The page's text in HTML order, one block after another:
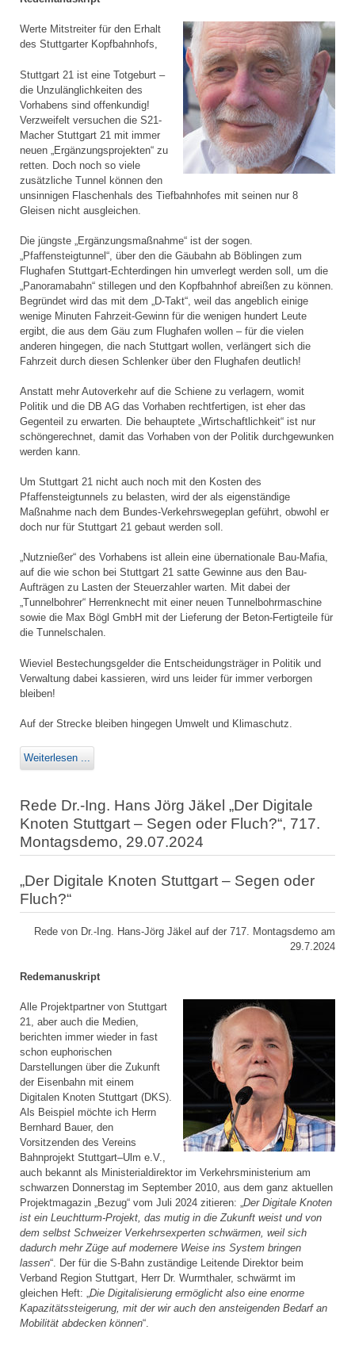
Werte Mitstreiter für den Erhalt
des Stuttgarter Kopfbahnhofs,
Stuttgart 21 ist eine Totgeburt –
die Unzulänglichkeiten des
Vorhabens sind offenkundig!
Verzweifelt versuchen die S21-
Macher Stuttgart 21 mit immer
neuen „Ergänzungsprojekten“ zu
retten. Doch noch so viele
zusätzliche Tunnel können den
unsinnigen Flaschenhals des Tiefbahnhofes mit seinen nur 8
Gleisen nicht ausgleichen.
Die jüngste „Ergänzungsmaßnahme“ ist der sogen.
„Pfaffensteigtunnel“, über den die Gäubahn ab Böblingen zum
Flughafen Stuttgart-Echterdingen hin umverlegt werden soll, um die
„Panoramabahn“ stillegen und den Kopfbahnhof abreißen zu können.
Begründet wird das mit dem „D-Takt“, weil das angeblich einige
wenige Minuten Fahrzeit-Gewinn für die wenigen hundert Leute
ergibt, die aus dem Gäu zum Flughafen wollen – für die vielen
anderen hingegen, die nach Stuttgart wollen, verlängert sich die
Fahrzeit durch diesen Schlenker über den Flughafen deutlich!
Anstatt mehr Autoverkehr auf die Schiene zu verlagern, womit
Politik und die DB AG das Vorhaben rechtfertigen, ist eher das
Gegenteil zu erwarten. Die behauptete „Wirtschaftlichkeit“ ist nur
schöngerechnet, damit das Vorhaben von der Politik durchgewunken
werden kann.
Um Stuttgart 21 nicht auch noch mit den Kosten des
Pfaffensteigtunnels zu belasten, wird der als eigenständige
Maßnahme nach dem Bundes-Verkehrswegeplan geführt, obwohl er
doch nur für Stuttgart 21 gebaut werden soll.
„Nutznießer“ des Vorhabens ist allein eine übernationale Bau-Mafia,
auf die wie schon bei Stuttgart 21 satte Gewinne aus den Bau-
Aufträgen zu Lasten der Steuerzahler warten. Mit dabei der
„Tunnelbohrer“ Herrenknecht mit einer neuen Tunnelbohrmaschine
sowie die Max Bögl GmbH mit der Lieferung der Beton-Fertigteile für
die Tunnelschalen.
Wieviel Bestechungsgelder die Entscheidungsträger in Politik und
Verwaltung dabei kassieren, wird uns leider für immer verborgen
bleiben!
Auf der Strecke bleiben hingegen Umwelt und Klimaschutz.
Weiterlesen ...
Rede Dr.-Ing. Hans Jörg Jäkel „Der Digitale
Knoten Stuttgart – Segen oder Fluch?“, 717.
Montagsdemo, 29.07.2024
„Der Digitale Knoten Stuttgart – Segen oder
Fluch?“
Rede von Dr.-Ing. Hans-Jörg Jäkel auf der 717. Montagsdemo am
29.7.2024
Redemanuskript
Alle Projektpartner von Stuttgart
21, aber auch die Medien,
berichten immer wieder in fast
schon euphorischen
Darstellungen über die Zukunft
der Eisenbahn mit einem
Digitalen Knoten Stuttgart (DKS).
Als Beispiel möchte ich Herrn
Bernhard Bauer, den
Vorsitzenden des Vereins
Bahnprojekt Stuttgart–Ulm e.V.,
auch bekannt als Ministerial­direktor im Verkehrsministerium am
schwarzen Donnerstag im September 2010, aus dem ganz aktuellen
Projektmagazin „Bezug“ vom Juli 2024 zitieren: „Der Digitale Knoten
ist ein Leuchtturm-Projekt, das mutig in die Zukunft weist und von
dem selbst Schweizer Verkehrsexperten schwärmen, weil sich
dadurch mehr Züge auf modernere Weise ins System bringen
lassen“. Der für die S-Bahn zuständige Leitende Direktor beim
Verband Region Stuttgart, Herr Dr. Wurmthaler, schwärmt im
gleichen Heft: „Die Digitalisierung ermöglicht also eine enorme
Kapazitätssteigerung, mit der wir auch den ansteigenden Bedarf an
Mobilität abdecken können“.